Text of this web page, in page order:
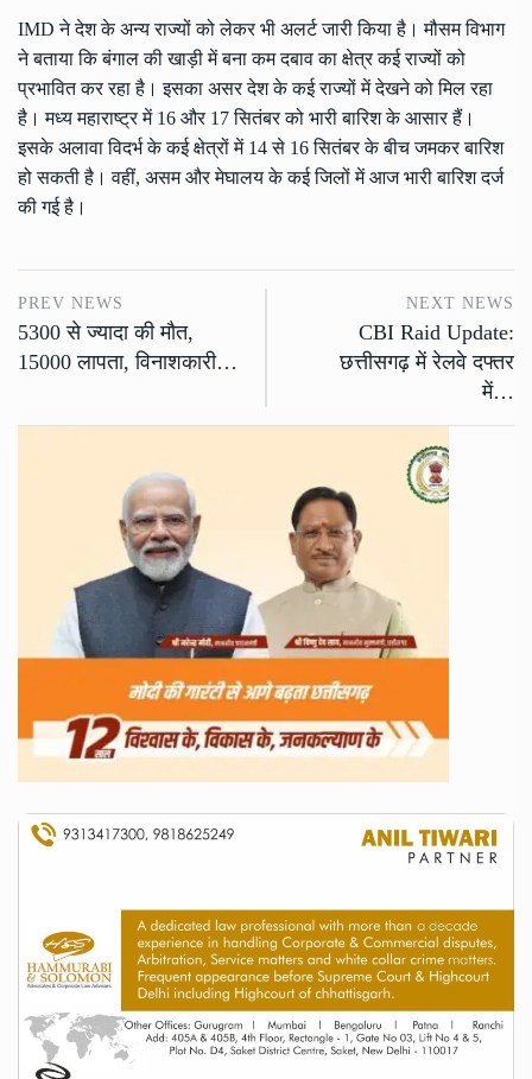
IMD ने देश के अन्य राज्यों को लेकर भी अलर्ट जारी किया है। मौसम विभाग
ने बताया कि बंगाल की खाड़ी में बना कम दबाव का क्षेत्र कई राज्यों को
प्रभावित कर रहा है। इसका असर देश के कई राज्यों में देखने को मिल रहा
है। मध्य महाराष्ट्र में 16 और 17 सितंबर को भारी बारिश के आसार हैं।
इसके अलावा विदर्भ के कई क्षेत्रों में 14 से 16 सितंबर के बीच जमकर बारिश
हो सकती है। वहीं, असम और मेघालय के कई जिलों में आज भारी बारिश दर्ज
की गई है।
PREV NEWS
5300 से ज्यादा की मौत,
15000 लापता, विनाशकारी…
NEXT NEWS
CBI Raid Update:
छत्तीसगढ़ में रेलवे दफ्तर
में…